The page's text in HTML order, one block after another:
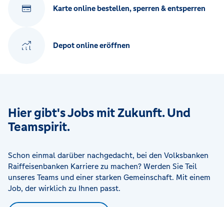
Karte online bestellen, sperren & entsperren
Depot online eröffnen
Hier gibt's Jobs mit Zukunft. Und
Teamspirit.
Schon einmal darüber nachgedacht, bei den Volksbanken
Raiffeisenbanken Karriere zu machen? Werden Sie Teil
unseres Teams und einer starken Gemeinschaft. Mit einem
Job, der wirklich zu Ihnen passt.